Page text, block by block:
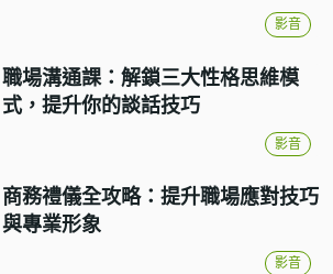
影音
職場溝通課：解鎖三大性格思維模
式，提升你的談話技巧
影音
商務禮儀全攻略：提升職場應對技巧
與專業形象
影音